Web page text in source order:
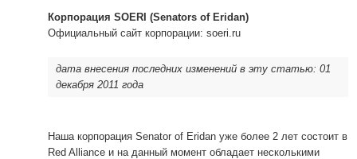
Корпорация SOERI (Senators of Eridan)
Официальный сайт корпорации: soeri.ru
дата внесения последних изменений в эту статью: 01
декабря 2011 года
Наша корпорация Senator of Eridan уже более 2 лет состоит в
Red Alliance и на данный момент обладает несколькими